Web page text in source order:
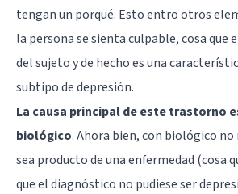
tengan un porqué. Esto entro otros
la persona se sienta culpable, cosa que
del sujeto y de hecho es una
subtipo de depresión.
La causa principal de este trastorno
biológico. Ahora bien, con biológico no
sea producto de una enfermedad (cosa
que el diagnóstico no pudiese ser